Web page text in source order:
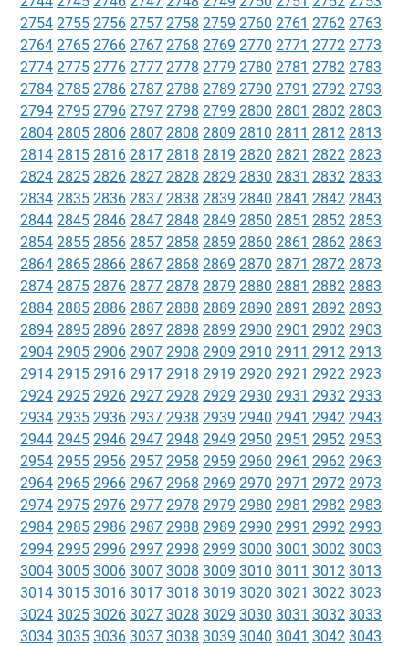
2754 2755 2756 2757 2758 2759 2760 2761 2762 2763
2764 2765 2766 2767 2768 2769 2770 2771 2772 2773
2774 2775 2776 2777 2778 2779 2780 2781 2782 2783
2784 2785 2786 2787 2788 2789 2790 2791 2792 2793
2794 2795 2796 2797 2798 2799 2800 2801 2802 2803
2804 2805 2806 2807 2808 2809 2810 2811 2812 2813
2814 2815 2816 2817 2818 2819 2820 2821 2822 2823
2824 2825 2826 2827 2828 2829 2830 2831 2832 2833
2834 2835 2836 2837 2838 2839 2840 2841 2842 2843
2844 2845 2846 2847 2848 2849 2850 2851 2852 2853
2854 2855 2856 2857 2858 2859 2860 2861 2862 2863
2864 2865 2866 2867 2868 2869 2870 2871 2872 2873
2874 2875 2876 2877 2878 2879 2880 2881 2882 2883
2884 2885 2886 2887 2888 2889 2890 2891 2892 2893
2894 2895 2896 2897 2898 2899 2900 2901 2902 2903
2904 2905 2906 2907 2908 2909 2910 2911 2912 2913
2914 2915 2916 2917 2918 2919 2920 2921 2922 2923
2924 2925 2926 2927 2928 2929 2930 2931 2932 2933
2934 2935 2936 2937 2938 2939 2940 2941 2942 2943
2944 2945 2946 2947 2948 2949 2950 2951 2952 2953
2954 2955 2956 2957 2958 2959 2960 2961 2962 2963
2964 2965 2966 2967 2968 2969 2970 2971 2972 2973
2974 2975 2976 2977 2978 2979 2980 2981 2982 2983
2984 2985 2986 2987 2988 2989 2990 2991 2992 2993
2994 2995 2996 2997 2998 2999 3000 3001 3002 3003
3004 3005 3006 3007 3008 3009 3010 3011 3012 3013
3014 3015 3016 3017 3018 3019 3020 3021 3022 3023
3024 3025 3026 3027 3028 3029 3030 3031 3032 3033
3034 3035 3036 3037 3038 3039 3040 3041 3042 3043